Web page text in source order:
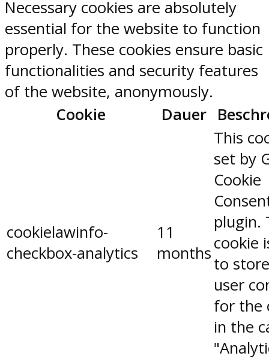
Necessary cookies are absolutely
essential for the website to function
properly. These cookies ensure basic
functionalities and security features
of the website, anonymously.
Cookie
Dauer
cookielawinfo-
checkbox-analytics
11
months
This
set by
Cookie
plugin.
cookie
to
user
for the
in the